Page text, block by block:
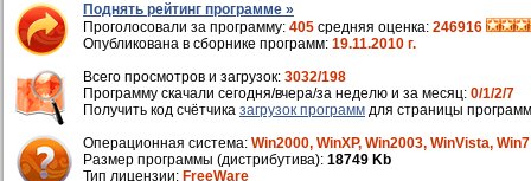
Поднять рейтинг программе »
Проголосовали за программу: 405 средняя оценка: 246916
Опубликована в сборнике программ: 19.11.2010 г.
Всего просмотров и загрузок: 3032/198
Программу скачали сегодня/вчера/за неделю и за месяц: 0/1/2/7
Получить код счётчика загрузок программ для страницы
Операционная система: Win2000, WinXP, Win2003, WinVista, Win7
Размер программы (дистрибутива): 18749 Kb
Тип лицензии: FreeWare